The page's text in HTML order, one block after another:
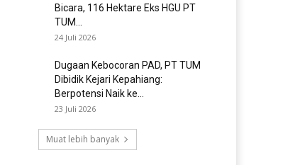
Bicara, 116 Hektare Eks HGU PT
TUM...
24 Juli 2026
Dugaan Kebocoran PAD, PT TUM
Dibidik Kejari Kepahiang:
Berpotensi Naik ke...
23 Juli 2026
Muat lebih banyak